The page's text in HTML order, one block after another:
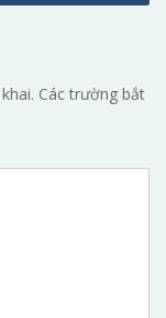
Các trường bắt